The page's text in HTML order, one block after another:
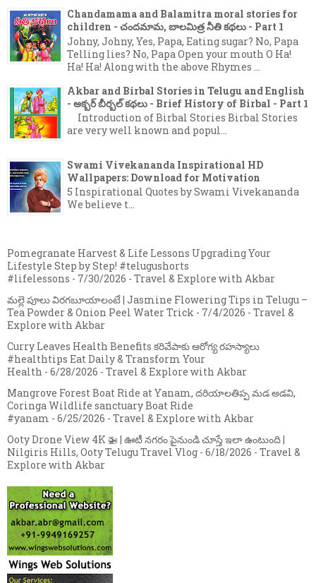
Chandamama and Balamitra moral stories for
children - చందమామ, బాలమిత్ర నీతి కథలు - Part 1
Johny, Johny, Yes, Papa, Eating sugar? No, Papa
Telling lies? No, Papa Open your mouth O Ha!
Ha! Ha! Along with the above Rhymes ...
Akbar and Birbal Stories in Telugu and English
- అక్బర్ బీర్బల్ కథలు - Brief History of Birbal - Part 1
Introduction of Birbal Stories Birbal Stories
are very well known and popul...
Swami Vivekananda Inspirational HD
Wallpapers: Download for Motivation
5 Inspirational Quotes by Swami Vivekananda
We believe t...
Pomegranate Harvest & Life Lessons Upgrading Your
Lifestyle Step by Step! #telugushorts
#lifelessons - 7/30/2026 - Travel & Explore with Akbar
మల్లె పూలు విరగబూయాలంటే | Jasmine Flowering Tips in Telugu –
Tea Powder & Onion Peel Water Trick - 7/4/2026 - Travel &
Explore with Akbar
Curry Leaves Health Benefits కరివేపాకు ఆరోగ్య రహస్యాలు
#healthtips Eat Daily & Transform Your
Health - 6/28/2026 - Travel & Explore with Akbar
Mangrove Forest Boat Ride at Yanam, దరియాలతిప్ప మడ అడవి,
Coringa Wildlife sanctuary Boat Ride
#yanam - 6/25/2026 - Travel & Explore with Akbar
Ooty Drone View 4K 🚁 | ఊటీ నగరం పైనుండి చూస్తే ఇలా ఉంటుంది |
Nilgiris Hills, Ooty Telugu Travel Vlog - 6/18/2026 - Travel &
Explore with Akbar